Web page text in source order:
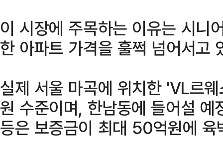
이 시장에 주목하는 이유는 시니
한 아파트 가격을 훌쩍 넘어서고
실제 서울 마곡에 위치한 'VL르
원 수준이며, 한남동에 들어설
등은 보증금이 최대 50억원에 육